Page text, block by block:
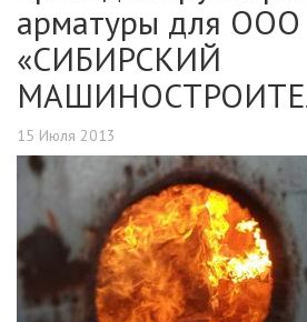
арматуры для
«СИБИРСКИЙ
15 Июля 2013